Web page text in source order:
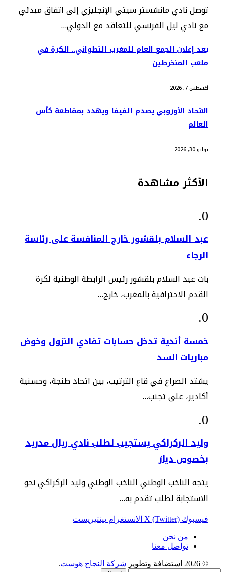
توصل نادي مانشستر سيتي الإنجليزي إلى اتفاق مبدئي
مع نادي ليل الفرنسي للتعاقد مع الدولي…
بعد إعلان الجمع العام للمغرب التطواني.. الكرة في
ملعب المنخرطين
أغسطس 7, 2026
الاتحاد الأوروبي يصدم الفيفا ويهدد بمقاطعة كأس
العالم
يوليو 30, 2026
الأكثر مشاهدة
عبد السلام بلقشور خارج المنافسة على رئاسة
الرجاء
بات عبد السلام بلقشور رئيس الرابطة الوطنية لكرة
القدم الاحترافية بالمغرب، خارج…
خمسة أندية تدخل حسابات تفادي النزول وخوض
مباريات السد
يشتد الصراع في قاع الترتيب، بين اتحاد طنجة، وحسنية
أكادير، على تجنب…
وليد الركراكي يستجيب لطلب نادي ريال مدريد
بخصوص دياز
يتجه الناخب الوطني الناخب الوطني وليد الركراكي نحو
الاستجابة لطلب تقدم به…
فيسبوك X (Twitter) الانستغرام بينتيريست
من نحن
تواصل معنا
© 2026 استضافة وتطوير شركة النجاح هوست.